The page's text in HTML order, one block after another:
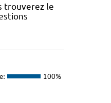
trouverez le
100%